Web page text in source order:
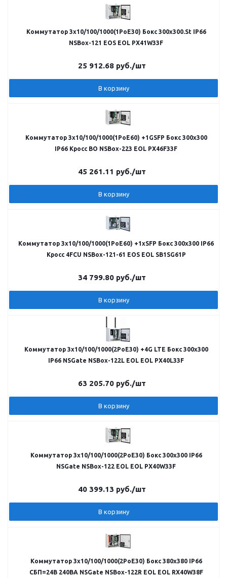
Коммутатор 3х10/100/1000(1PoE30) Бокс 300x300.St IP66
NSBox-121 EOS EOL PX41W33F
25 912.68руб./шт
В корзину
Коммутатор 3х10/100/1000(1PoE60) +1GSFP Бокс 300x300
IP66 Кросс ВО NSBox-223 EOL PX46F33F
45 261.11 руб./шт
В корзину
Коммутатор 3х10/100/1000(1PoE60) +1хSFP Бокс 300x300 IP66
Кросс 4FCU NSBox-121-61 EOS EOL SB1SG61P
34 799.80руб./шт
В корзину
Коммутатор 3х10/100/1000(2PoE30) +4G LTE Бокс 300x300
IP66 NSGate NSBox-122L EOL EOL PX40L33F
63 205.70руб./шт
В корзину
Коммутатор 3х10/100/1000(2PoE30) Бокс 300x300 IP66
NSGate NSBox-122 EOL EOL PX40W33F
40 399.13 руб./шт
В корзину
Коммутатор 3х10/100/1000(2PoE30) Бокс 380x380 IP66
СБП=24В 240ВА NSGate NSBox-122R EOL EOL RX40W38F